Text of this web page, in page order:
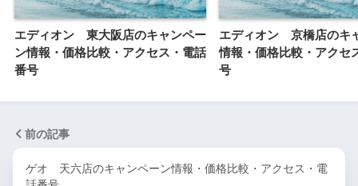
エディオン 東大阪店のキャンペー
ン情報・価格比較・アクセス・電話
番号
エディオン 京橋店のキ
情報・価格比較・アクセ
号
前の記事
ゲオ 天六店のキャンペーン情報・価格比較・アクセス・電